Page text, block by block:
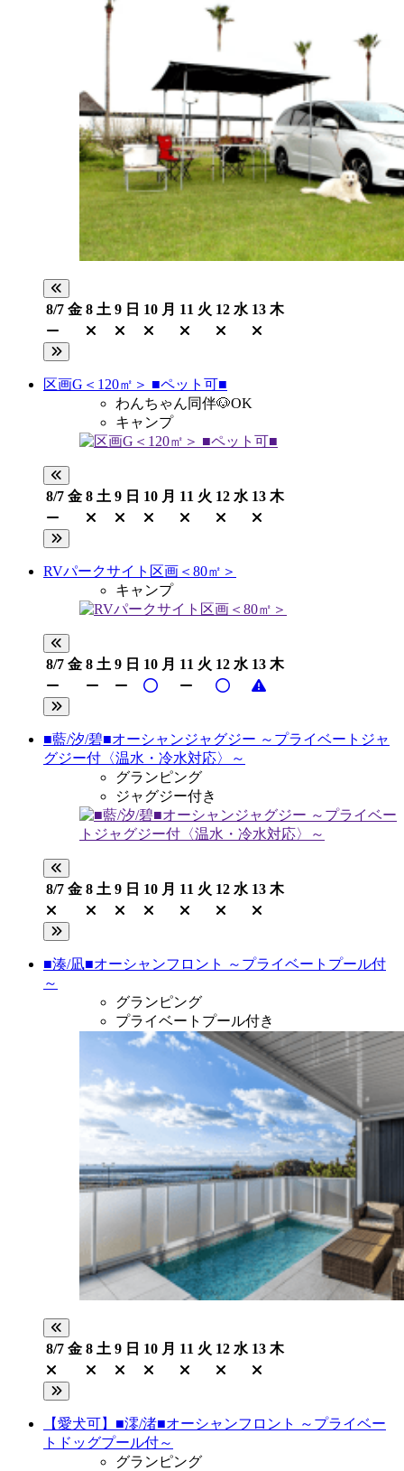
8/7 金 8 土 9 日 10 月 11 火 12 水 13 木
区画G＜120㎡＞ ■ペット可■
わんちゃん同伴🐶OK
キャンプ
8/7 金 8 土 9 日 10 月 11 火 12 水 13 木
RVパークサイト区画＜80㎡＞
キャンプ
8/7 金 8 土 9 日 10 月 11 火 12 水 13 木
■藍/汐/碧■オーシャンジャグジー ～プライベートジャ
グジー付〈温水・冷水対応〉～
グランピング
ジャグジー付き
8/7 金 8 土 9 日 10 月 11 火 12 水 13 木
■湊/凪■オーシャンフロント ～プライベートプール付
～
グランピング
プライベートプール付き
8/7 金 8 土 9 日 10 月 11 火 12 水 13 木
【愛犬可】■澪/渚■オーシャンフロント ～プライベー
トドッグプール付～
グランピング